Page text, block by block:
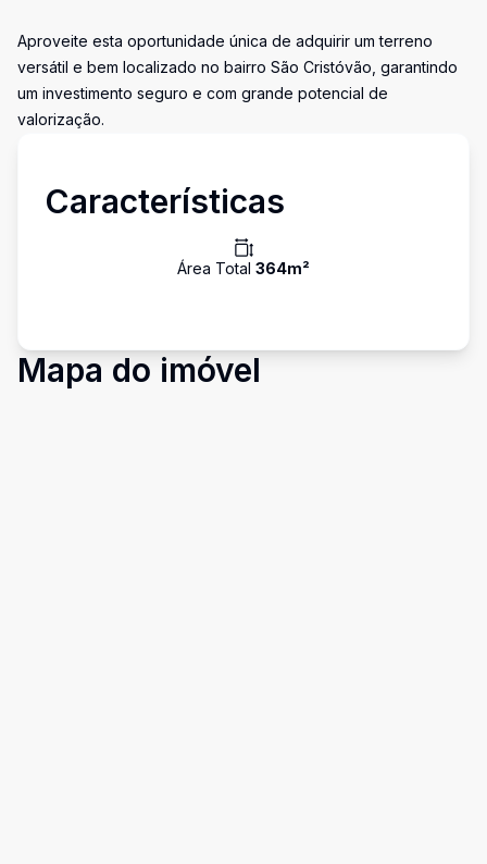
Aproveite esta oportunidade única de adquirir um terreno
versátil e bem localizado no bairro São Cristóvão, garantindo
um investimento seguro e com grande potencial de
valorização.
Características
Área Total 364m²
Mapa do imóvel